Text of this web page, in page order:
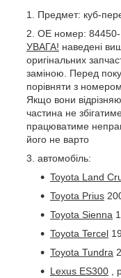
Предмет: куб-
OE номер:
УВАГА! наведені
оригінальних
заміною. Перед
порівняти з номером
Якщо вони
частина не
працюватиме
його не варто
автомобіль:
Toyota Land
Toyota Prius
Toyota Sienna
Toyota Tercel
Toyota Tundra
Lexus ES300 ,